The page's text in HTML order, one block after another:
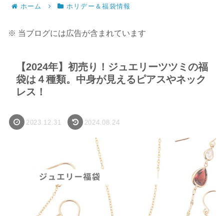
ホーム ホリデー＆福袋情報
※ 当ブログには広告が含まれています
【2024年】初売り！ジュエリーツツミの福
袋は４種類。中身が見えるピアスやネック
レス！
2023.12.31 2024.08.24